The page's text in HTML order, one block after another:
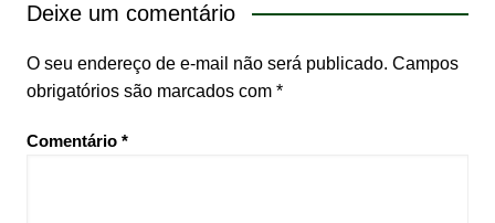
Deixe um comentário
O seu endereço de e-mail não será publicado. Campos
obrigatórios são marcados com *
Comentário *